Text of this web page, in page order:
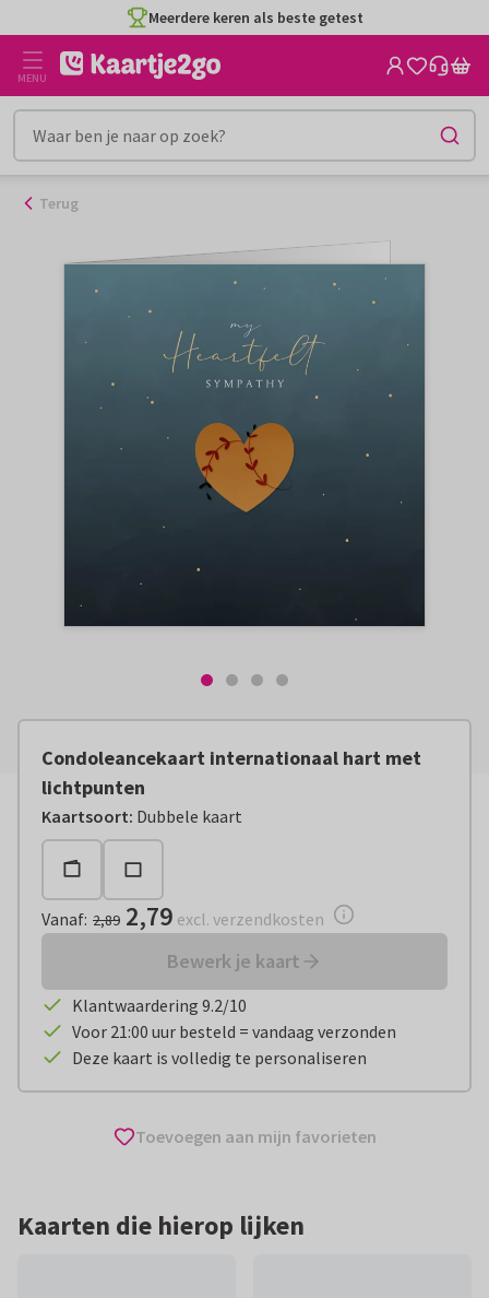
naar
inhoud
Meerdere keren als beste getest
MENU
Terug
Condoleancekaart internationaal hart met
lichtpunten
Kaartsoort: Dubbele kaart
Vanaf:€ 2,79 excl. verzendkosten
Vanaf: 2,89 2,79 excl. verzendkosten
Bewerk je kaart
Klantwaardering 9.2/10
Voor 21:00 uur besteld = vandaag verzonden
Deze kaart is volledig te personaliseren
Toevoegen aan mijn favorieten
Kaarten die hierop lijken